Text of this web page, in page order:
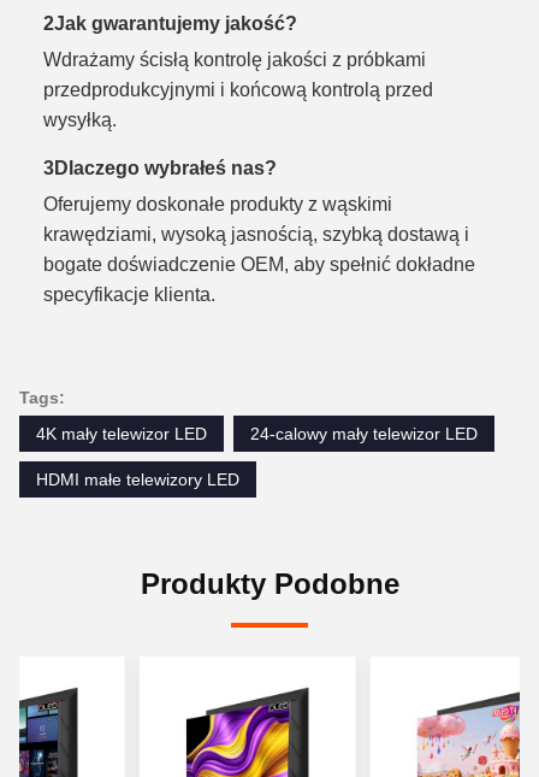
2Jak gwarantujemy jakość?
Wdrażamy ścisłą kontrolę jakości z próbkami
przedprodukcyjnymi i końcową kontrolą przed
wysyłką.
3Dlaczego wybrałeś nas?
Oferujemy doskonałe produkty z wąskimi
krawędziami, wysoką jasnością, szybką dostawą i
bogate doświadczenie OEM, aby spełnić dokładne
specyfikacje klienta.
Tags:
4K mały telewizor LED
24-calowy mały telewizor LED
HDMI małe telewizory LED
Produkty Podobne